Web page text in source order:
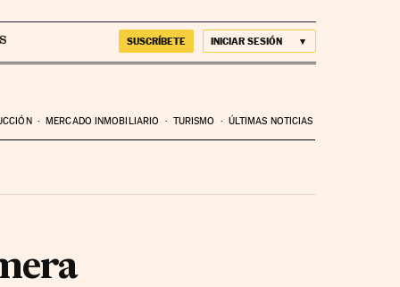
SUSCRÍBETE INICIAR SESIÓN
MERCADO INMOBILIARIO TURISMO ÚLTIMAS NOTICIAS